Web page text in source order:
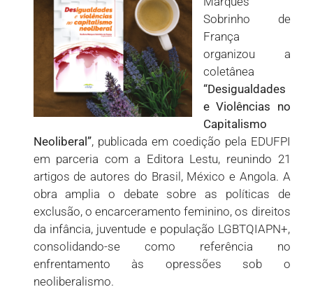
Sobrinho de
França
organizou a
coletânea
“Desigualdades
e Violências no
Capitalismo
Neoliberal”, publicada em coedição pela EDUFPI
em parceria com a Editora Lestu, reunindo 21
artigos de autores do Brasil, México e Angola. A
obra amplia o debate sobre as políticas de
exclusão, o encarceramento feminino, os direitos
da infância, juventude e população LGBTQIAPN+,
consolidando-se como referência no
enfrentamento às opressões sob o
neoliberalismo.